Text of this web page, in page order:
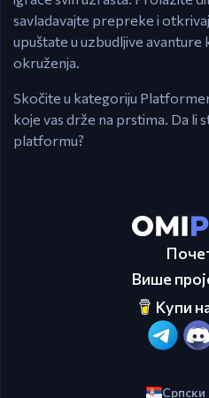
savladavajte prepreke i
upuštate u uzbudljive
okruženja.
Skočite u kategoriju
koje vas drže na prstima. Da li
platformu?
Више
Купи
Српски